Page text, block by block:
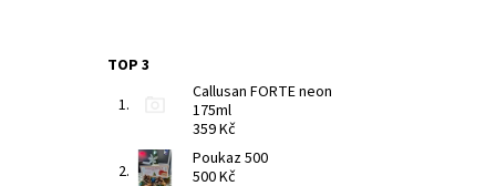
TOP 3
Callusan FORTE neon
175ml
359 Kč
Poukaz 500
500 Kč